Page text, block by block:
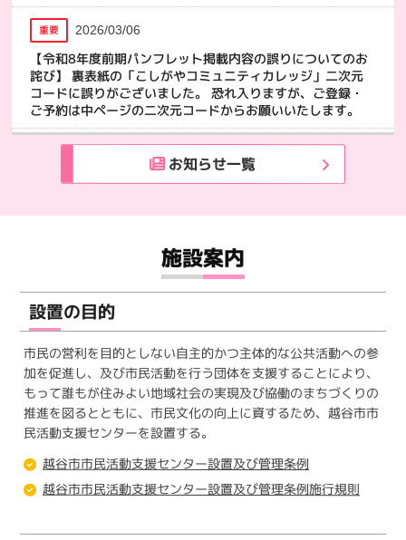
重要 2026/03/06
【令和8年度前期パンフレット掲載内容の誤りについてのお
詫び】 裏表紙の「こしがやコミュニティカレッジ」二次元
コードに誤りがございました。 恐れ入りますが、ご登録・
ご予約は中ページの二次元コードからお願いいたします。
お知らせ一覧
施設案内
設置の目的
市民の営利を目的としない自主的かつ主体的な公共活動への参
加を促進し、及び市民活動を行う団体を支援することにより、
もって誰もが住みよい地域社会の実現及び協働のまちづくりの
推進を図るとともに、市民文化の向上に資するため、越谷市市
民活動支援センターを設置する。
越谷市市民活動支援センター設置及び管理条例
越谷市市民活動支援センター設置及び管理条例施行規則